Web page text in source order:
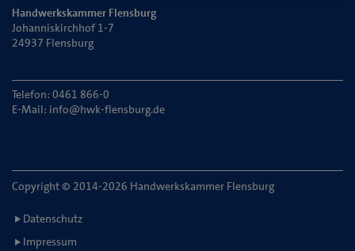
Handwerkskammer Flensburg
Johanniskirchhof 1-7
24937 Flensburg
Telefon: 0461 866-0
E-Mail: info@hwk-flensburg.de
Copyright © 2014-2026 Handwerkskammer Flensburg
Datenschutz
Impressum